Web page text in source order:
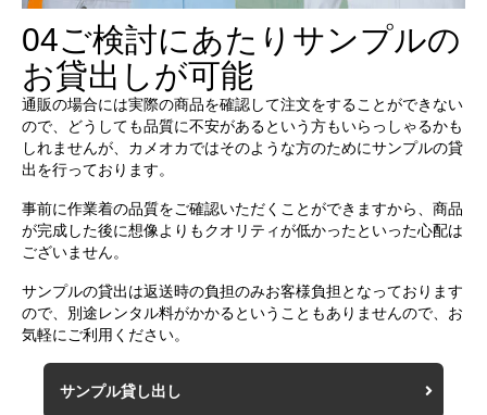
04ご検討にあたりサンプルの
お貸出しが可能
通販の場合には実際の商品を確認して注文をすることができない
ので、どうしても品質に不安があるという方もいらっしゃるかも
しれませんが、カメオカではそのような方のためにサンプルの貸
出を行っております。
事前に作業着の品質をご確認いただくことができますから、商品
が完成した後に想像よりもクオリティが低かったといった心配は
ございません。
サンプルの貸出は返送時の負担のみお客様負担となっております
ので、別途レンタル料がかかるということもありませんので、お
気軽にご利用ください。
サンプル貸し出し